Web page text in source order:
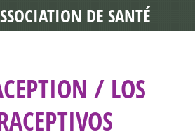
/ LOS
DE SANTÉ